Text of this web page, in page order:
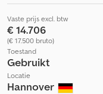
Vaste prijs excl. btw
€ 14.706
(€ 17.500 bruto)
Toestand
Gebruikt
Locatie
Hannover